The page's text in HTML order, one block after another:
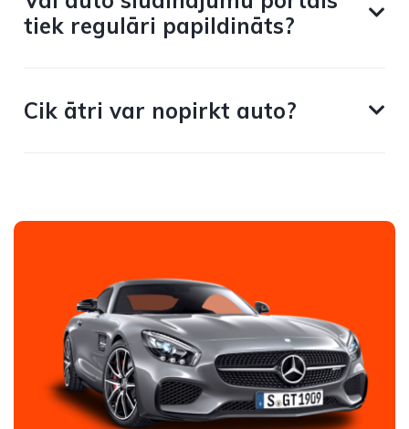
tiek regulāri papildināts?
Cik ātri var nopirkt auto?